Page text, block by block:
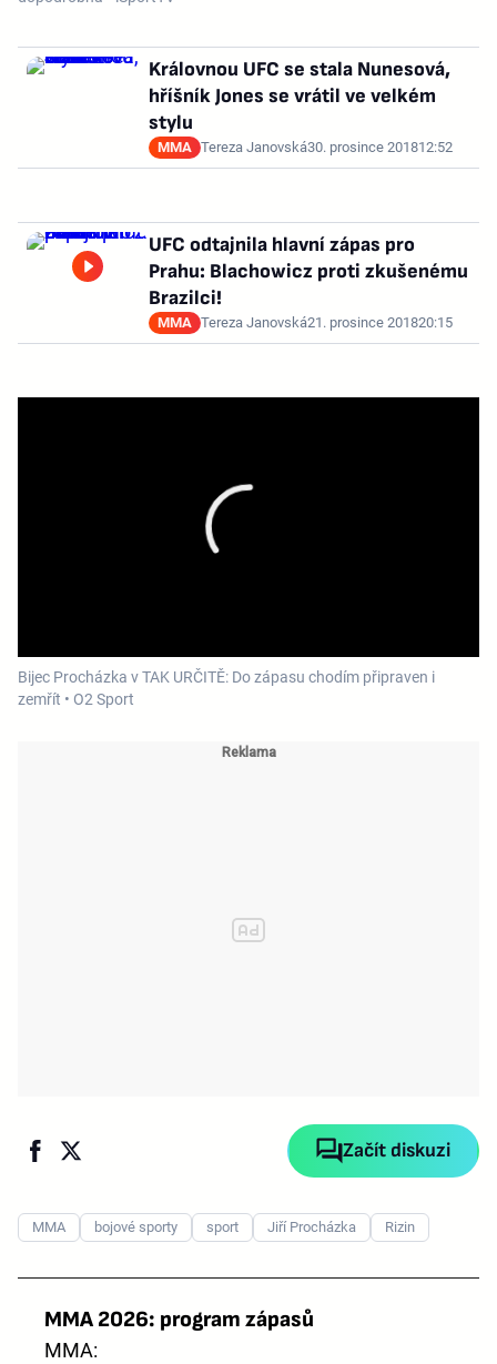
Královnou UFC se stala Nunesová,
hříšník Jones se vrátil ve velkém
stylu
MMA Tereza Janovská30. prosince 201812:52
UFC odtajnila hlavní zápas pro
Prahu: Blachowicz proti zkušenému
Brazilci!
MMA Tereza Janovská21. prosince 201820:15
Bijec Procházka v TAK URČITĚ: Do zápasu chodím připraven i
zemřít • O2 Sport
Začít diskuzi
MMA bojové sporty sport Jiří Procházka Rizin
MMA 2026: program zápasů
MMA: